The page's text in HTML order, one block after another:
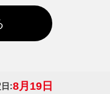
:8月19日